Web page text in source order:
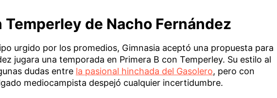
Temperley de Nacho Fernández
urgido por los promedios, Gimnasia aceptó una propuesta para
jugara una temporada en Primera B con Temperley. Su estilo al
dudas entre la pasional hinchada del Gasolero, pero con
mediocampista despejó cualquier incertidumbre.